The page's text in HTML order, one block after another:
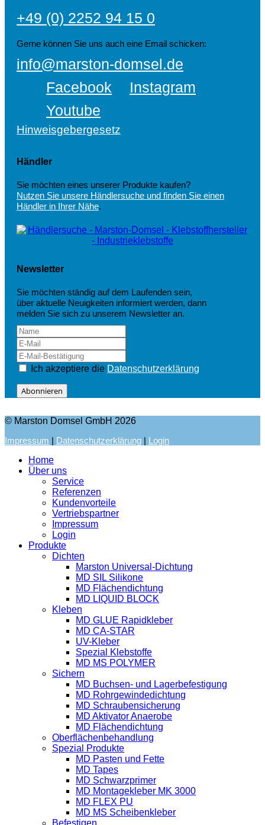
+49 (0) 2252 94 15 0
Gerne können Sie uns auch eine Email schicken:
info@marston-domsel.de
Facebook
Instagram
Youtube
Hinweisgebergesetz
Händler
Sie möchten eines unserer Produkte kaufen?
Nutzen Sie unsere Händlersuche und finden Sie einen
Händler in Ihrer Nähe.
Newsletter
Sie möchten ständig auf dem Laufenden sein,
über aktuelle Neuigkeiten informiert werden, dann
melden Sie sich zu unserem Newsletter an.
Ich akzeptiere die Datenschutzerklärung
Abonnieren
© Marston Domsel GmbH 2026
Impressum | Datenschutzerklärung | Login
Home
Über uns
Service
Referenzen
Kundenvorteile
Vertriebspartner
Impressum
Login
Produkte
Dichten
Marston Universal-Dichtung
MD SIL Silikone
MD Flächendichtung
MD LIQUID BLOCK
Kleben
MD GLUE Rapidkleber
MD CA-STAR
UV-Kleber
Spezial Klebstoffe
MD MS POLYMER
Sichern
MD Buchsen- und Lagerbefestigung
MD Rohrgewindedichtung
MD Schraubensicherung
MD Aktivator Anaerobe
MD Flächendichtung
Oberflächenbehandlung
Spezial Produkte
MD Pasten und Fette
MD Tapes
MD Schwarzprimer
MD Montagekleber MK 3000
MD FLEX PU
MD MS Scheibenkleber
Befestigen